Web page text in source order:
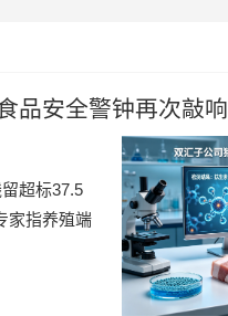
品安全警钟再次敲响
超标37.5
家指养殖端